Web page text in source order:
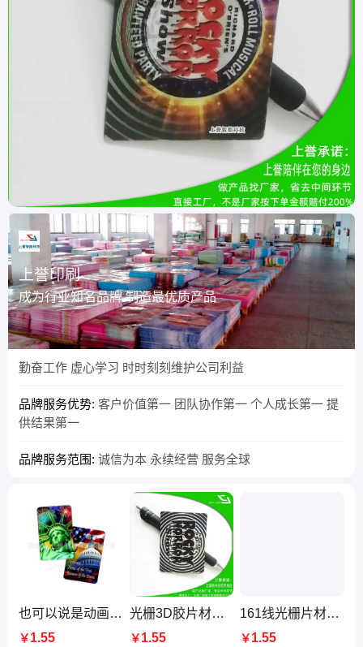
上誉印刷
成为行业知名品牌 制造最优质产品
勤奋工作 虚心学习 时时刻刻维护公司利益
品牌服务优势: 客户价值第一 团队协作第一 个人成长第一 提
供结果第一
品牌服务范围: 诚信为本 永续经营 服务全球
也可以说是动画,幻彩,双面印刷3D明信片 上誉裸眼印刷厂
￥1.55
光栅3D胶片材料有多 少种线数可以做3D卡，立体印刷厂，立体明信片
￥1.55
161线光栅片材也能生产出变幻，光栅3D变图卡片，定制5D明信片厂
￥1.55